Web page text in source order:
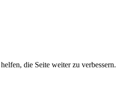
die Seite weiter zu verbessern.